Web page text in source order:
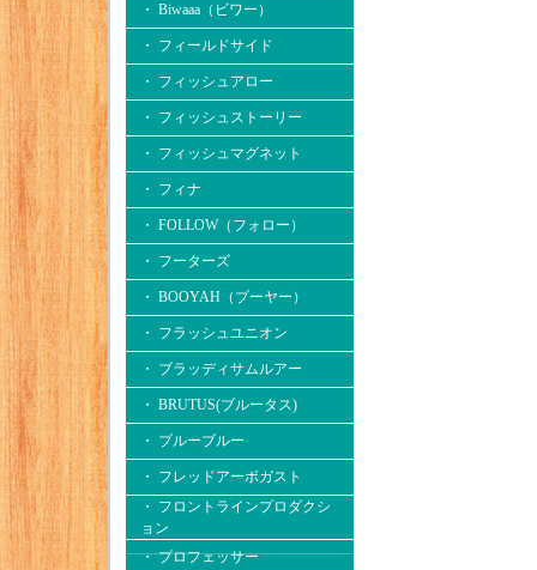
・ Biwaaa（ビワー）
・ フィールドサイド
・ フィッシュアロー
・ フィッシュストーリー
・ フィッシュマグネット
・ フィナ
・ FOLLOW（フォロー）
・ フーターズ
・ BOOYAH（ブーヤー）
・ フラッシュユニオン
・ ブラッディサムルアー
・ BRUTUS(ブルータス)
・ ブルーブルー
・ フレッドアーボガスト
・ フロントラインプロダクシ
ョン
・ プロフェッサー